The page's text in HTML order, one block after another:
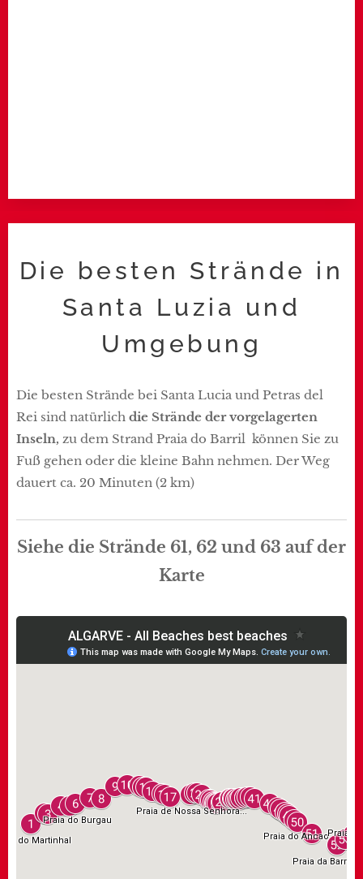
Die besten Strände in
Santa Luzia und
Umgebung
Die besten Strände bei Santa Lucia und Petras del
Rei sind natürlich die Strände der vorgelagerten
Inseln, zu dem Strand Praia do Barril können Sie zu
Fuß gehen oder die kleine Bahn nehmen. Der Weg
dauert ca. 20 Minuten (2 km)
Siehe die Strände 61, 62 und 63 auf der
Karte